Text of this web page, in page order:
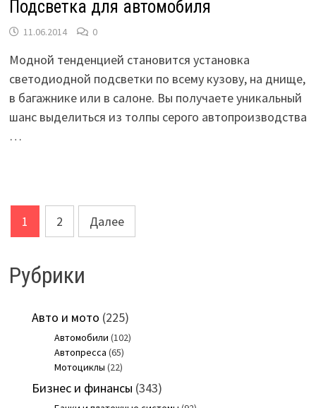
Подсветка для автомобиля
11.06.2014 0
Модной тенденцией становится установка
светодиодной подсветки по всему кузову, на днище,
в багажнике или в салоне. Вы получаете уникальный
шанс выделиться из толпы серого автопроизводства
…
Пагинация
записей
1 2 Далее
Рубрики
Авто и мото (225)
Автомобили (102)
Автопресса (65)
Мотоциклы (22)
Бизнес и финансы (343)